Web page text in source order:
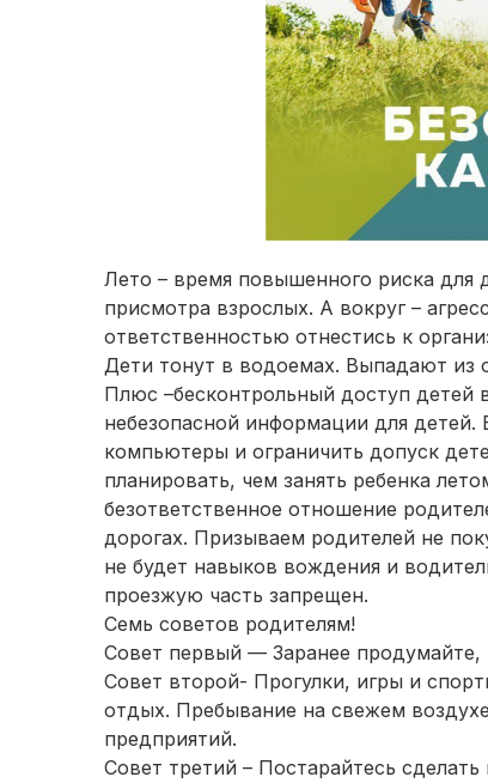
Лето – время повышенного риска для
присмотра взрослых. А вокруг –
ответственностью отнестись к
Дети тонут в водоемах. Выпадают из
Плюс –бесконтрольный доступ детей
небезопасной информации для
компьютеры и ограничить допуск
планировать, чем занять ребенка
безответственное отношение
дорогах. Призываем родителей не
не будет навыков вождения и
проезжую часть запрещен.
Семь советов родителям!
Совет первый — Заранее продумайте,
Совет второй- Прогулки, игры и
отдых. Пребывание на свежем
предприятий.
Совет третий – Постарайтесь